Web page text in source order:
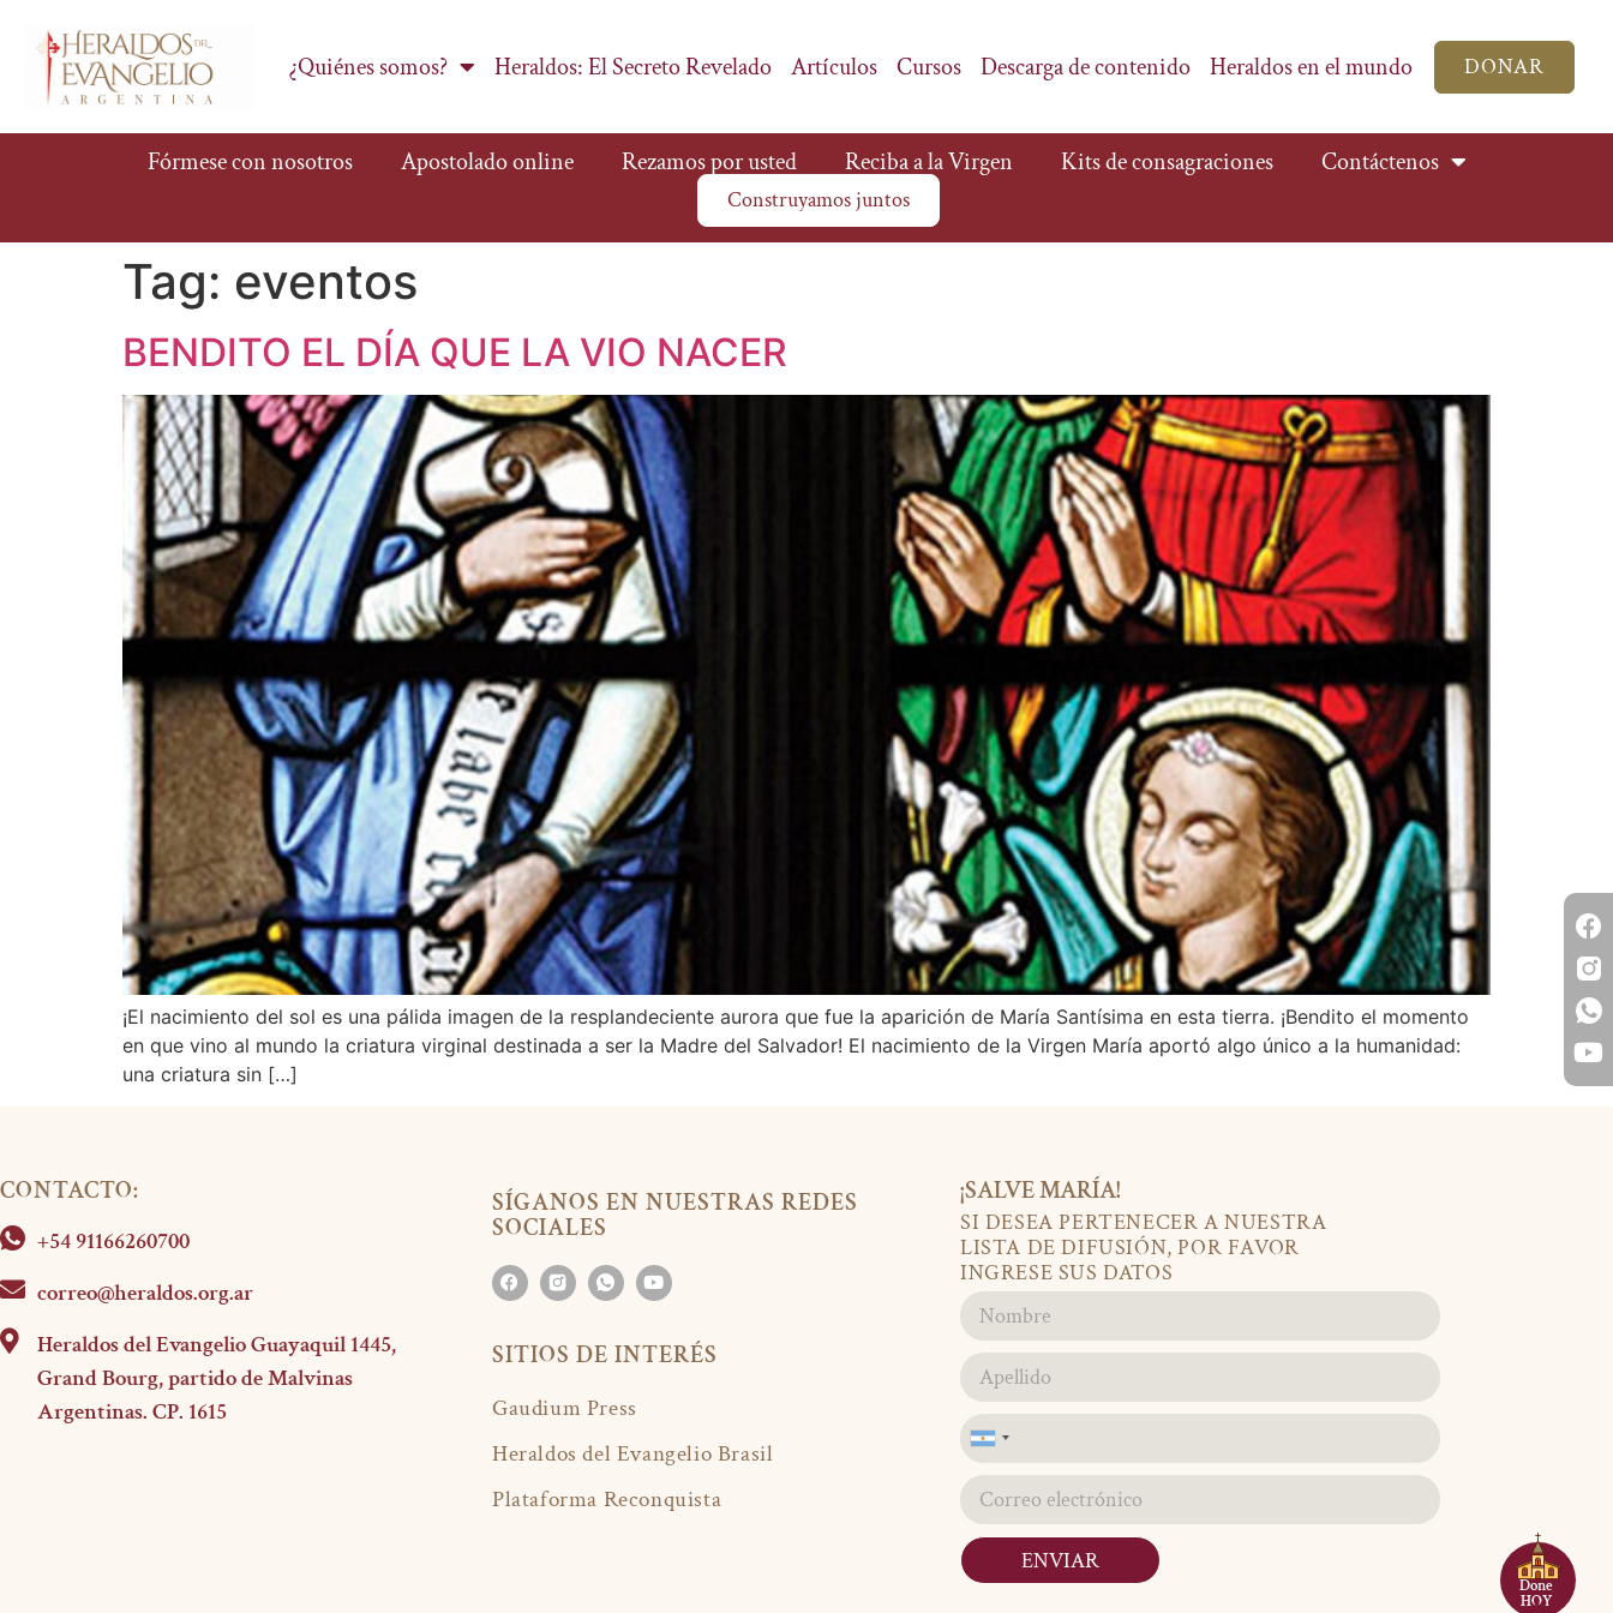
¿Quiénes somos? Heraldos: El Secreto Revelado Artículos Cursos Descarga de contenido Heraldos en el mundo DONAR
Fórmese con nosotros Apostolado online Rezamos por usted Reciba a la Virgen Kits de consagraciones Contáctenos
Construyamos juntos
Tag: eventos
BENDITO EL DÍA QUE LA VIO NACER
¡El nacimiento del sol es una pálida imagen de la resplandeciente aurora que fue la aparición de María Santísima en esta tierra. ¡Bendito el momento
en que vino al mundo la criatura virginal destinada a ser la Madre del Salvador! El nacimiento de la Virgen María aportó algo único a la humanidad:
una criatura sin […]
CONTACTO:
+54 91166260700
correo@heraldos.org.ar
Heraldos del Evangelio Guayaquil 1445,
Grand Bourg, partido de Malvinas
Argentinas. CP. 1615
SÍGANOS EN NUESTRAS REDES
SOCIALES
SITIOS DE INTERÉS
Gaudium Press
Heraldos del Evangelio Brasil
Plataforma Reconquista
¡SALVE MARÍA!
SI DESEA PERTENECER A NUESTRA
LISTA DE DIFUSIÓN, POR FAVOR
INGRESE SUS DATOS
Argentina
ENVIAR
Done
HOY